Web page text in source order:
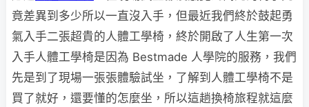
竟差異到多少所以一直沒入手，但最近我們終於鼓起勇
氣入手二張超貴的人體工學椅，終於開啟了人生第一次
入手人體工學椅是因為 Bestmade 人學院的服務，我們
先是到了現場一張張體驗試坐，了解到人體工學椅不是
買了就好，還要懂的怎麼坐，所以這趟換椅旅程就這麼